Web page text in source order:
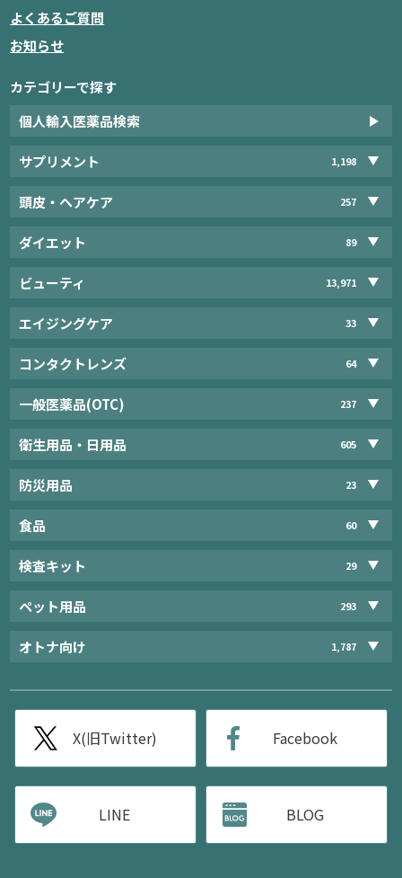
よくあるご質問
お知らせ
カテゴリーで探す
個人輸入医薬品検索
サプリメント 1,198
頭皮・ヘアケア 257
ダイエット 89
ビューティ 13,971
エイジングケア 33
コンタクトレンズ 64
一般医薬品(OTC) 237
衛生用品・日用品 605
防災用品 23
食品 60
検査キット 29
ペット用品 293
オトナ向け 1,787
X(旧Twitter) Facebook
LINE BLOG